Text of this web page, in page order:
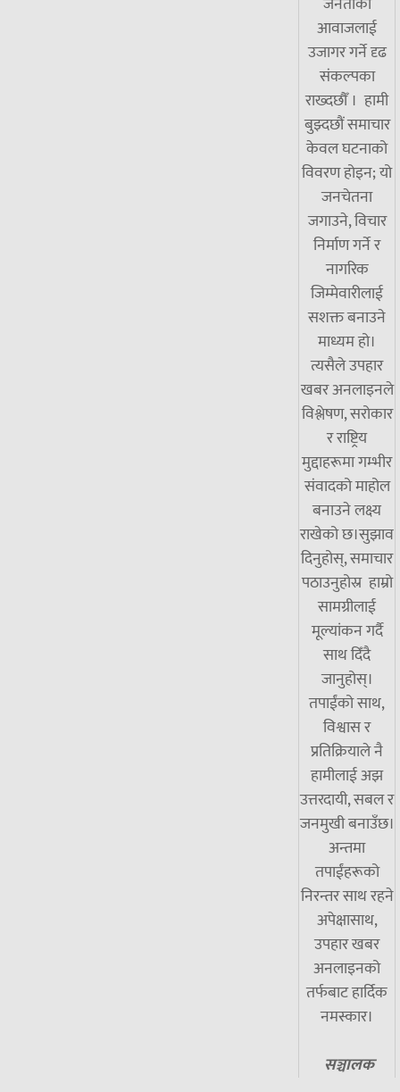
आवाजलाई
उजागर गर्ने दृढ
संकल्पका
राख्दछौँ । हामी
बुझ्दछौं समाचार
केवल घटनाको
विवरण होइन; यो
जनचेतना
जगाउने, विचार
निर्माण गर्ने र
नागरिक
जिम्मेवारीलाई
सशक्त बनाउने
माध्यम हो।
त्यसैले उपहार
खबर अनलाइनले
विश्लेषण, सरोकार
र राष्ट्रिय
मुद्दाहरूमा गम्भीर
संवादको माहोल
बनाउने लक्ष्य
राखेको छ।सुझाव
दिनुहोस्, समाचार
पठाउनुहोस्र हाम्रो
सामग्रीलाई
मूल्यांकन गर्दै
साथ दिँदै
जानुहोस्।
तपाईंको साथ,
विश्वास र
प्रतिक्रियाले नै
हामीलाई अझ
उत्तरदायी, सबल र
जनमुखी बनाउँछ।
अन्तमा
तपाईंहरूको
निरन्तर साथ रहने
अपेक्षासाथ,
उपहार खबर
अनलाइनको
तर्फबाट हार्दिक
नमस्कार।
सञ्चालक